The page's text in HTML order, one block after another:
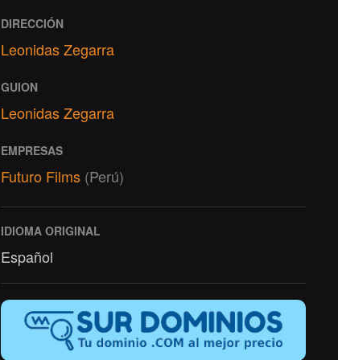
DIRECCIÓN
Leonidas Zegarra
GUION
Leonidas Zegarra
EMPRESAS
Futuro Films (Perú)
IDIOMA ORIGINAL
Español